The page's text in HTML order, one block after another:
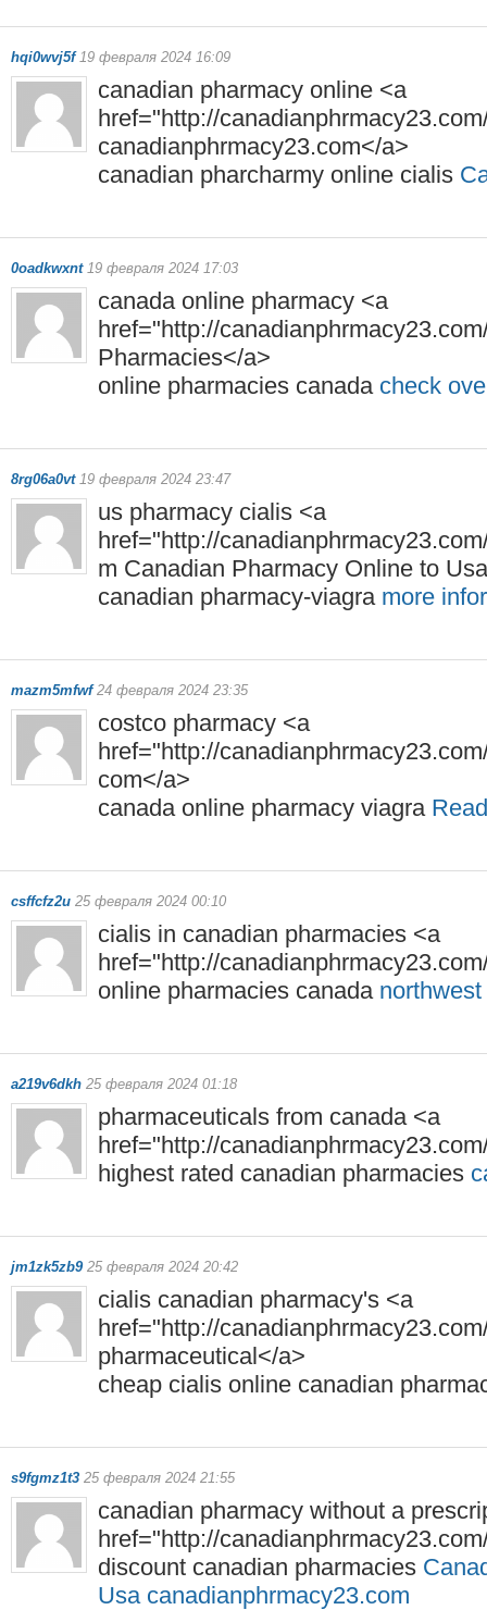
hqi0wvj5f19 февраля 2024 16:09
canadian pharmacy online <a
href="http://
canadianphrmacy23.com</a>
canadian pharcharmy online cialis
0oadkwxnt19 февраля 2024 17:03
canada online pharmacy <a
href="http://
Pharmacies</a>
online pharmacies canada check
8rg06a0vt19 февраля 2024 23:47
us pharmacy cialis <a
href="http://
m Canadian Pharmacy Online to
canadian pharmacy-viagra more
mazm5mfwf24 февраля 2024 23:35
costco pharmacy <a
href="http://
com</a>
canada online pharmacy viagra
csffcfz2u 25 февраля 2024 00:10
cialis in canadian pharmacies <a
href="http://
online pharmacies canada
a219v6dkh 25 февраля 2024 01:18
pharmaceuticals from canada <a
href="http://
highest rated canadian pharmacies
jm1zk5zb925 февраля 2024 20:42
cialis canadian pharmacy's <a
href="http://
pharmaceutical</a>
cheap cialis online canadian
s9fgmz1t3 25 февраля 2024 21:55
canadian pharmacy without a
href="http://
discount canadian pharmacies
Usa canadianphrmacy23.com